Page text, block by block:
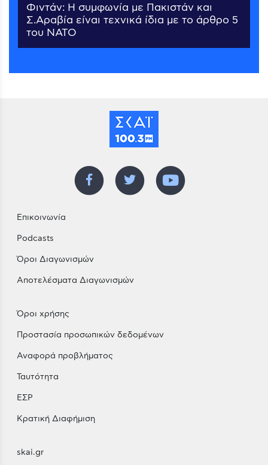
Φιντάν: Η συμφωνία με Πακιστάν και
Σ.Αραβία είναι τεχνικά ίδια με το άρθρο 5
του ΝΑΤΟ
Επικοινωνία
Podcasts
Όροι Διαγωνισμών
Αποτελέσματα Διαγωνισμών
Όροι χρήσης
Προστασία προσωπικών δεδομένων
Αναφορά προβλήματος
Ταυτότητα
ΕΣΡ
Κρατική Διαφήμιση
skai.gr